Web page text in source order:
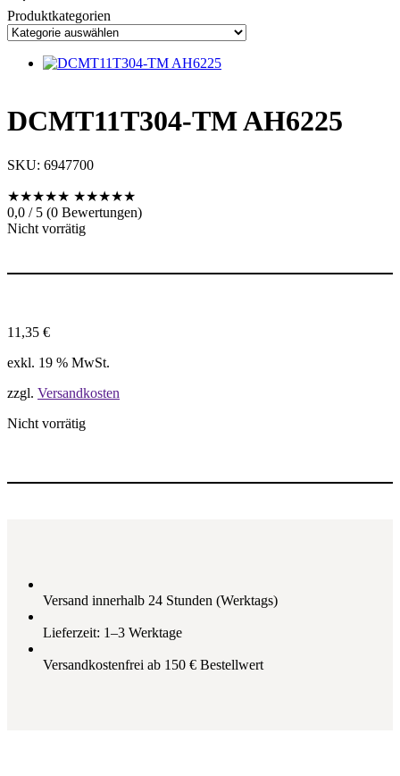
Produktkategorien
DCMT11T304-TM AH6225
SKU: 6947700
★★★★★ ★★★★★
0,0 / 5 (0 Bewertungen)
Nicht vorrätig
11,35 €
exkl. 19 % MwSt.
zzgl. Versandkosten
Nicht vorrätig
Versand innerhalb 24 Stunden (Werktags)
Lieferzeit: 1–3 Werktage
Versandkostenfrei ab 150 € Bestellwert